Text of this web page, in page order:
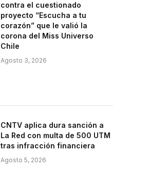
contra el cuestionado
proyecto “Escucha a tu
corazón” que le valió la
corona del Miss Universo
Chile
Agosto 3, 2026
CNTV aplica dura sanción a
La Red con multa de 500 UTM
tras infracción financiera
Agosto 5, 2026